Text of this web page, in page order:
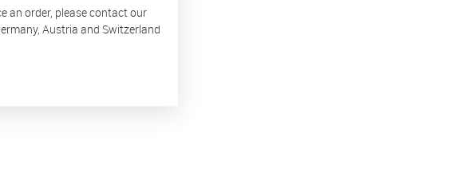
an order, please contact our
Austria and Switzerland